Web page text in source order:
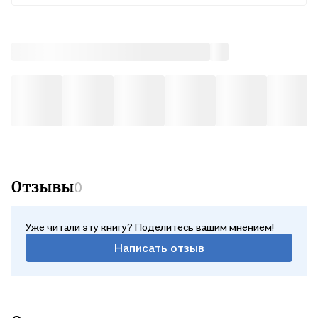
Отзывы0
Уже читали эту книгу? Поделитесь вашим мнением!
Написать отзыв